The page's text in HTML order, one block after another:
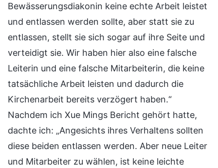
Bewässerungsdiakonin keine echte Arbeit leistet
und entlassen werden sollte, aber statt sie zu
entlassen, stellt sie sich sogar auf ihre Seite und
verteidigt sie. Wir haben hier also eine falsche
Leiterin und eine falsche Mitarbeiterin, die keine
tatsächliche Arbeit leisten und dadurch die
Kirchenarbeit bereits verzögert haben.“
Nachdem ich Xue Mings Bericht gehört hatte,
dachte ich: „Angesichts ihres Verhaltens sollten
diese beiden entlassen werden. Aber neue Leiter
und Mitarbeiter zu wählen, ist keine leichte